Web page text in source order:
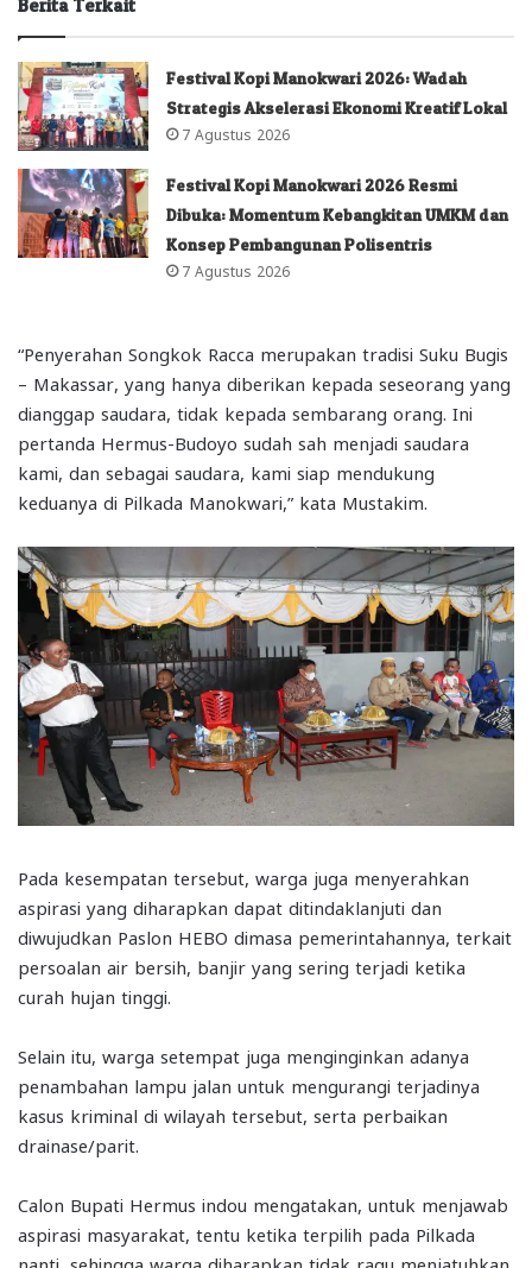
Berita Terkait
Festival Kopi Manokwari 2026: Wadah
Strategis Akselerasi Ekonomi Kreatif Lokal
7 Agustus 2026
Festival Kopi Manokwari 2026 Resmi
Dibuka: Momentum Kebangkitan UMKM dan
Konsep Pembangunan Polisentris
7 Agustus 2026
“Penyerahan Songkok Racca merupakan tradisi Suku Bugis
– Makassar, yang hanya diberikan kepada seseorang yang
dianggap saudara, tidak kepada sembarang orang. Ini
pertanda Hermus-Budoyo sudah sah menjadi saudara
kami, dan sebagai saudara, kami siap mendukung
keduanya di Pilkada Manokwari,” kata Mustakim.
Pada kesempatan tersebut, warga juga menyerahkan
aspirasi yang diharapkan dapat ditindaklanjuti dan
diwujudkan Paslon HEBO dimasa pemerintahannya, terkait
persoalan air bersih, banjir yang sering terjadi ketika
curah hujan tinggi.
Selain itu, warga setempat juga menginginkan adanya
penambahan lampu jalan untuk mengurangi terjadinya
kasus kriminal di wilayah tersebut, serta perbaikan
drainase/parit.
Calon Bupati Hermus indou mengatakan, untuk menjawab
aspirasi masyarakat, tentu ketika terpilih pada Pilkada
nanti, sehingga warga diharapkan tidak ragu menjatuhkan